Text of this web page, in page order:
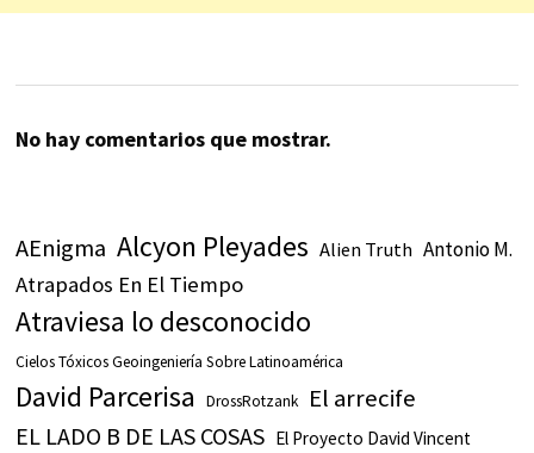
No hay comentarios que mostrar.
AEnigma Alcyon Pleyades Alien Truth Antonio M.
Atrapados En El Tiempo
Atraviesa lo desconocido
Cielos Tóxicos Geoingeniería Sobre Latinoamérica
David Parcerisa DrossRotzank El arrecife
EL LADO B DE LAS COSAS El Proyecto David Vincent